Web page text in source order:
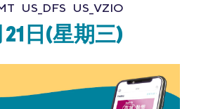
US_DFS US_VZIO
日(星期三)